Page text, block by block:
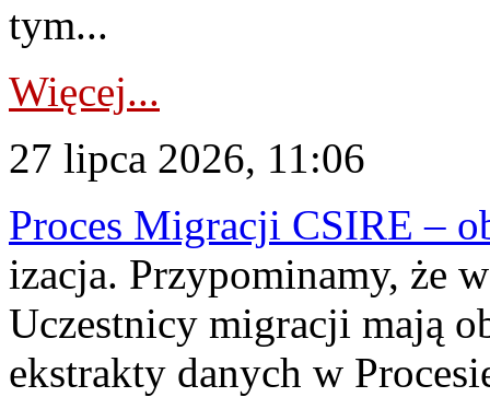
tym...
Więcej...
27 lipca 2026, 11:06
Proces Migracji CSIRE –
izacja. Przypominamy, że
Uczestnicy migracji mają
ekstrakty danych w